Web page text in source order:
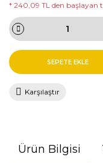
* 240,09 TL den başlayan
SEPETE EKLE
Karşılaştır
Ürün Bilgisi